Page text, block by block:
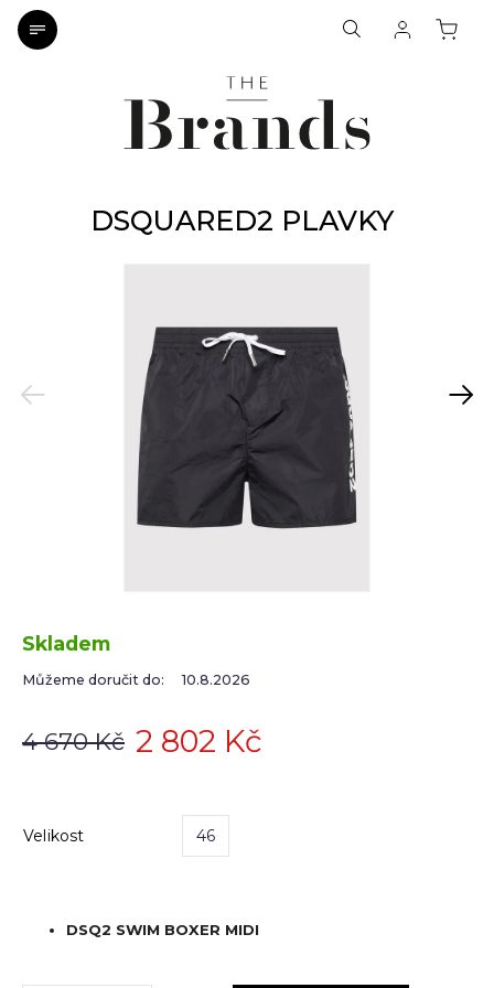
DSQUARED2 PLAVKY
Previous Next
Velikost 46
4 670 Kč 2 802 Kč
Skladem
Můžeme doručit do: 10.8.2026
DSQ2 SWIM BOXER MIDI